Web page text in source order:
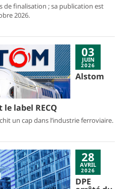
de finalisation ; sa publication est
2026.
03
JUIN
2026
Alstom
label RECQ
un cap dans l’industrie ferroviaire.
28
AVRIL
2026
DPE